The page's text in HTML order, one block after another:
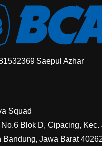
Saepul Azhar
Squad
Blok D, Cipacing, Kec.
Bandung, Jawa Barat 40262